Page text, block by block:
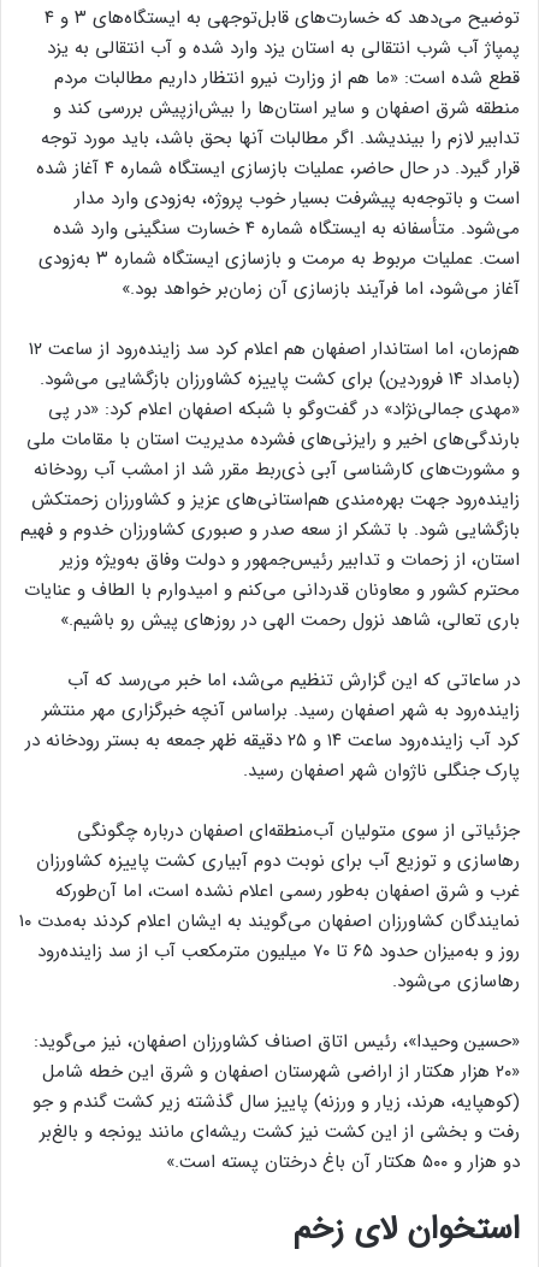
توضیح می‌دهد که خسارت‌های قابل‌توجهی به ایستگاه‌های ۳ و ۴
پمپاژ آب شرب انتقالی به استان یزد وارد شده و آب انتقالی به یزد
قطع شده است: «ما هم از وزارت نیرو انتظار داریم مطالبات مردم
منطقه شرق اصفهان و سایر استان‌ها را بیش‌ازپیش بررسی کند و
تدابیر لازم را بیندیشد. اگر مطالبات آنها بحق باشد، باید مورد توجه
قرار گیرد. در حال حاضر، عملیات بازسازی ایستگاه شماره ۴ آغاز شده
است و باتوجه‌به پیشرفت بسیار خوب پروژه، به‌زودی وارد مدار
می‌شود. متأسفانه به ایستگاه شماره ۴ خسارت سنگینی وارد شده
است. عملیات مربوط به مرمت و بازسازی ایستگاه شماره ۳ به‌زودی
آغاز می‌شود، اما فرآیند بازسازی آن زمان‌بر خواهد بود.»
هم‌زمان، اما استاندار اصفهان هم اعلام کرد سد زاینده‌رود از ساعت ۱۲
(بامداد ۱۴ فروردین) برای کشت پاییزه کشاورزان بازگشایی می‌شود.
«مهدی جمالی‌نژاد» در گفت‌و‌گو با شبکه اصفهان اعلام کرد: «در پی
بارندگی‌های اخیر و رایزنی‌های فشرده مدیریت استان با مقامات ملی
و مشورت‌های کارشناسی آبی ذی‌ربط مقرر شد از امشب آب رودخانه
زاینده‌رود جهت بهره‌مندی هم‌استانی‌های عزیز و کشاورزان زحمتکش
بازگشایی شود. با تشکر از سعه صدر و صبوری کشاورزان خدوم و فهیم
استان، از زحمات و تدابیر رئیس‌جمهور و دولت وفاق به‌ویژه وزیر
محترم کشور و معاونان قدردانی می‌کنم و امیدوارم با الطاف و عنایات
باری تعالی، شاهد نزول رحمت الهی در روز‌های پیش رو باشیم.»
در ساعاتی که این گزارش تنظیم می‌شد، اما خبر می‌رسد که آب
زاینده‌رود به شهر اصفهان رسید. براساس آنچه خبرگزاری مهر منتشر
کرد آب زاینده‌رود ساعت ۱۴ و ۲۵ دقیقه ظهر جمعه به بستر رودخانه در
پارک جنگلی ناژوان شهر اصفهان رسید.
جزئیاتی از سوی متولیان آب‌منطقه‌ای اصفهان درباره چگونگی
رهاسازی و توزیع آب برای نوبت دوم آبیاری کشت پاییزه کشاورزان
غرب و شرق اصفهان به‌طور رسمی اعلام نشده است، اما آن‌طورکه
نمایندگان کشاورزان اصفهان می‌گویند به ایشان اعلام کردند به‌مدت ۱۰
روز و به‌میزان حدود ۶۵ تا ۷۰ میلیون مترمکعب آب از سد زاینده‌رود
رهاسازی می‌شود.
«حسین وحیدا»، رئیس اتاق اصناف کشاورزان اصفهان، نیز می‌گوید:
«۲۰ هزار هکتار از اراضی شهرستان اصفهان و شرق این خطه شامل
(کوهپایه، هرند، زیار و ورزنه) پاییز سال گذشته زیر کشت گندم و جو
رفت و بخشی از این کشت نیز کشت ریشه‌ای مانند یونجه و بالغ‌بر
دو هزار و ۵۰۰ هکتار آن باغ درختان پسته است.»
استخوان لای زخم